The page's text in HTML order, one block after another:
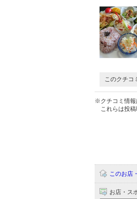
このクチコ
※クチコミ情報
これらは投
このお店
お店・ス